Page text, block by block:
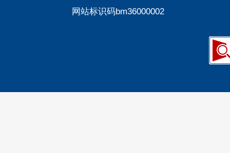
网站标识码bm36000002